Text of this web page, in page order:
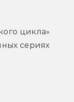
цикла»
сериях